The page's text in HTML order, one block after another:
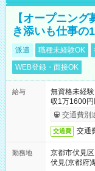
【オープニン
き添いも仕事の
派遣 職種未経験OK
WEB登録・面接OK
給与
無資格未経
収1万1600円
交通費別
交通費 交通
勤務地
京都市伏見区
伏見(京都府)